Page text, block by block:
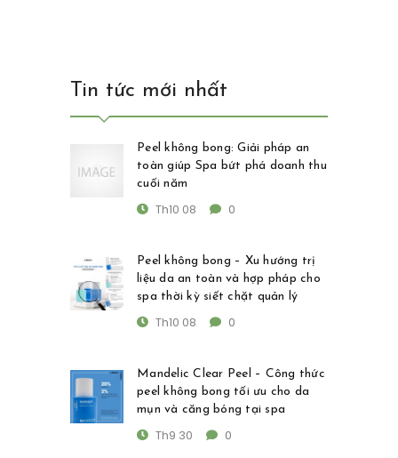
Tin tức mới nhất
Peel không bong: Giải pháp an
toàn giúp Spa bứt phá doanh thu
cuối năm
Th10 08 0
Peel không bong – Xu hướng trị
liệu da an toàn và hợp pháp cho
spa thời kỳ siết chặt quản lý
Th10 08 0
Mandelic Clear Peel – Công thức
peel không bong tối ưu cho da
mụn và căng bóng tại spa
Th9 30 0